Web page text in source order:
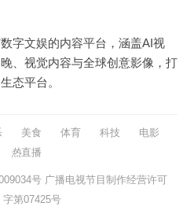
字文娱的内容平台，涵盖AI视
、视觉内容与全球创意影像，打
态平台。
美食 体育 科技
电影
热直播
号 广播电视节目制作经营许可
字第07425号